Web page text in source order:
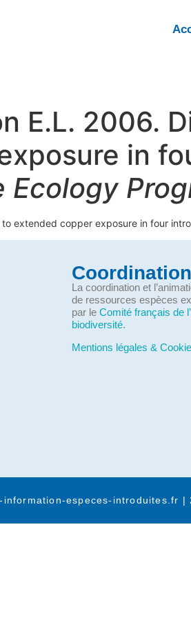
E.L. 2006.
in
Ecology
extended copper exposure in four
La coordination et
de ressources espèces
par le Comité français de
biodiversité.
Mentions légales &
information-especes-introduites.fr |